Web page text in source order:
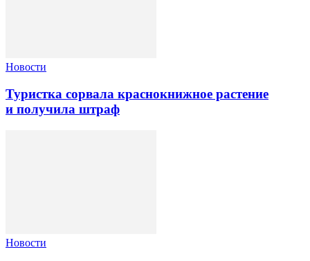
Новости
Туристка сорвала краснокнижное растение
и получила штраф
Новости